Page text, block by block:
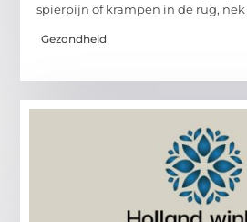
spierpijn of krampen in de rug, nek
Gezondheid